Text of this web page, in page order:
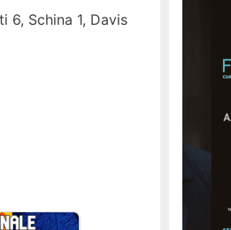
6, Schina 1, Davis